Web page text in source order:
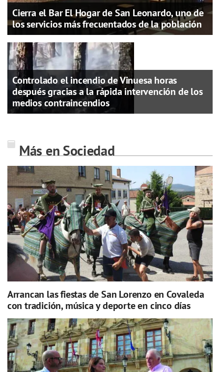
Cierra el Bar El Hogar de San Leonardo, uno de
los servicios más frecuentados de la población
Controlado el incendio de Vinuesa horas
después gracias a la rápida intervención de los
medios contraincendios
Más en Sociedad
Arrancan las fiestas de San Lorenzo en Covaleda
con tradición, música y deporte en cinco días